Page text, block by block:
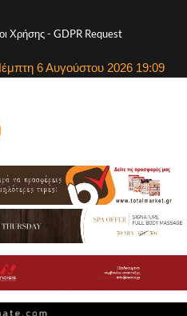
Χρήσης- GDPR Request
6 Αυγούστου 2026 19:09